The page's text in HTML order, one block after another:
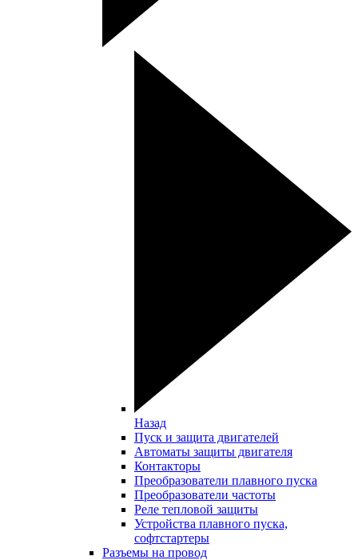
Назад
Пуск и защита двигателей
Автоматы защиты двигателя
Контакторы
Преобразователи плавного пуска
Преобразователи частоты
Реле тепловой защиты
Устройства плавного пуска,
софтстартеры
Разъемы на провод